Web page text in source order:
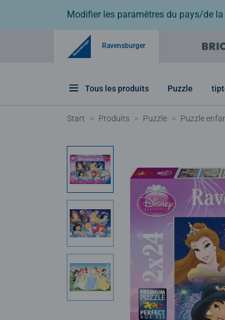
Modifier les paramètres du pays/de
Ravensburger
Tous les produits Puzzle
Start Produits Puzzle Puzzle